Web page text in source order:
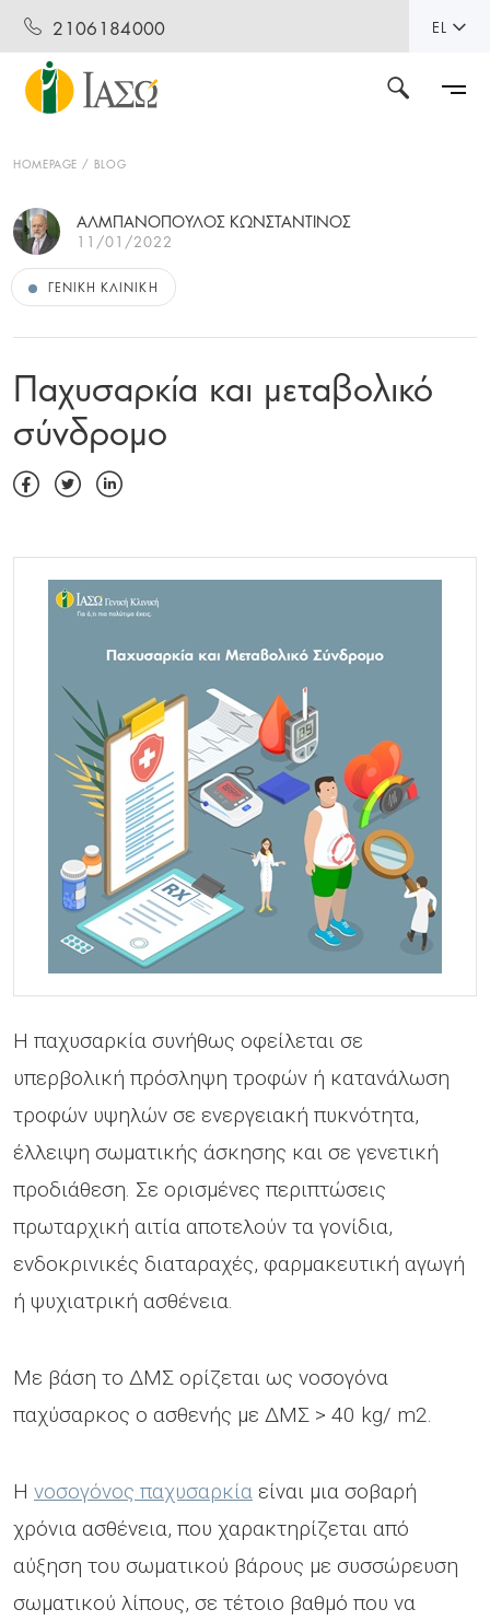
2106184000 EL
HOMEPAGE BLOG
ΑΛΜΠΑΝΟΠΟΥΛΟΣ ΚΩΝΣΤΑΝΤΙΝΟΣ
11/01/2022
ΓΕΝΙΚΉ ΚΛΙΝΙΚΉ
Παχυσαρκία και μεταβολικό
σύνδρομο
Η παχυσαρκία συνήθως οφείλεται σε
υπερβολική πρόσληψη τροφών ή κατανάλωση
τροφών υψηλών σε ενεργειακή πυκνότητα,
έλλειψη σωματικής άσκησης και σε γενετική
προδιάθεση. Σε ορισμένες περιπτώσεις
πρωταρχική αιτία αποτελούν τα γονίδια,
ενδοκρινικές διαταραχές, φαρμακευτική αγωγή
ή ψυχιατρική ασθένεια.
Με βάση το ΔΜΣ ορίζεται ως νοσογόνα
παχύσαρκος ο ασθενής με ΔΜΣ > 40 kg/ m2.
Η νοσογόνος παχυσαρκία είναι μια σοβαρή
χρόνια ασθένεια, που χαρακτηρίζεται από
αύξηση του σωματικού βάρους με συσσώρευση
σωματικού λίπους, σε τέτοιο βαθμό που να